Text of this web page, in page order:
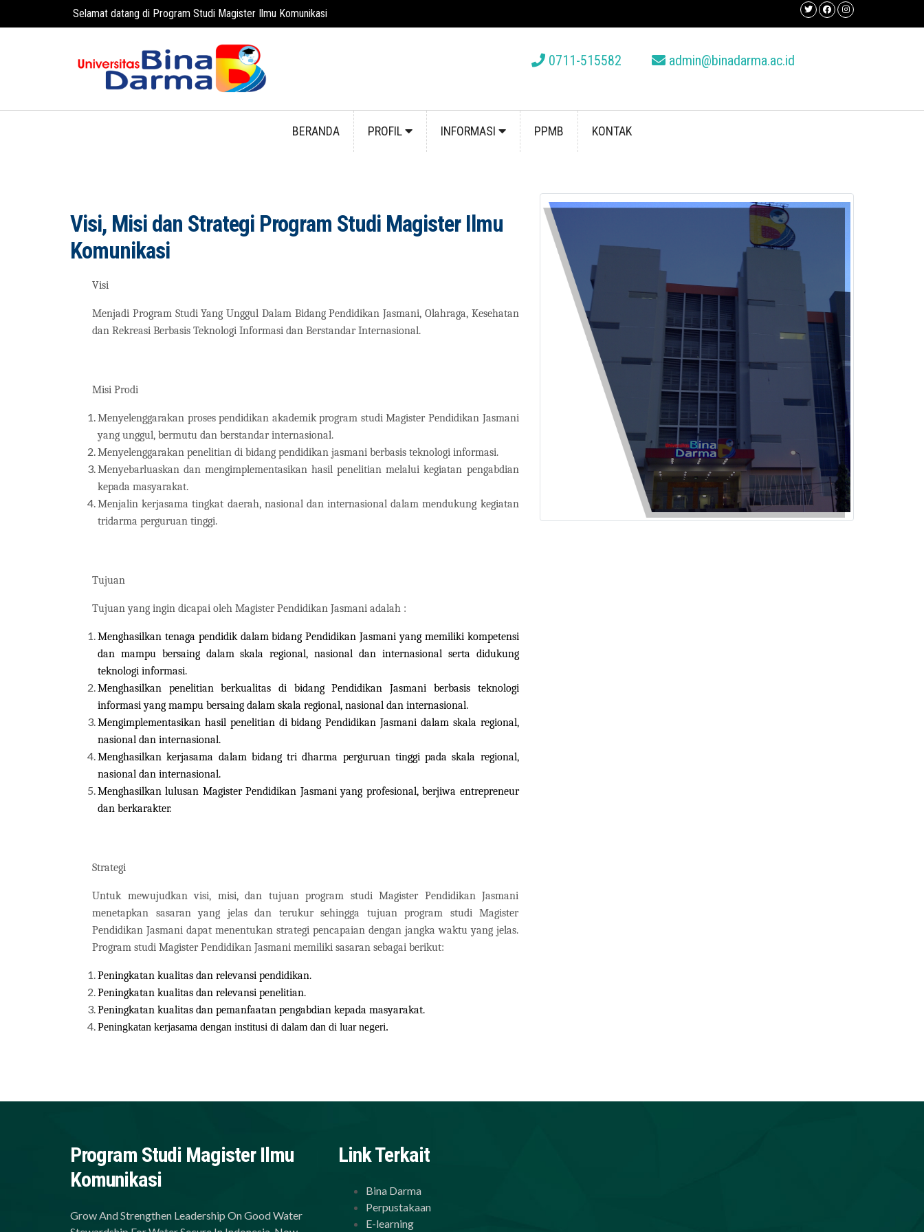
Selamat datang di Program Studi Magister Ilmu Komunikasi
0711-515582 admin@binadarma.ac.id
BERANDA PROFIL INFORMASI PPMB KONTAK
Visi, Misi dan Strategi Program Studi Magister Ilmu
Komunikasi
Visi
Menjadi Program Studi Yang Unggul Dalam Bidang Pendidikan Jasmani, Olahraga, Kesehatan
dan Rekreasi Berbasis Teknologi Informasi dan Berstandar Internasional.
Misi Prodi
Menyelenggarakan proses pendidikan akademik program studi Magister Pendidikan Jasmani
yang unggul, bermutu dan berstandar internasional.
Menyelenggarakan penelitian di bidang pendidikan jasmani berbasis teknologi informasi.
Menyebarluaskan dan mengimplementasikan hasil penelitian melalui kegiatan pengabdian
kepada masyarakat.
Menjalin kerjasama tingkat daerah, nasional dan internasional dalam mendukung kegiatan
tridarma perguruan tinggi.
Tujuan
Tujuan yang ingin dicapai oleh Magister Pendidikan Jasmani adalah :
Menghasilkan tenaga pendidik dalam bidang Pendidikan Jasmani yang memiliki kompetensi
dan mampu bersaing dalam skala regional, nasional dan internasional serta didukung
teknologi informasi.
Menghasilkan penelitian berkualitas di bidang Pendidikan Jasmani berbasis teknologi
informasi yang mampu bersaing dalam skala regional, nasional dan internasional.
Mengimplementasikan hasil penelitian di bidang Pendidikan Jasmani dalam skala regional,
nasional dan internasional.
Menghasilkan kerjasama dalam bidang tri dharma perguruan tinggi pada skala regional,
nasional dan internasional.
Menghasilkan lulusan Magister Pendidikan Jasmani yang profesional, berjiwa entrepreneur
dan berkarakter.
Strategi
Untuk mewujudkan visi, misi, dan tujuan program studi Magister Pendidikan Jasmani
menetapkan sasaran yang jelas dan terukur sehingga tujuan program studi Magister
Pendidikan Jasmani dapat menentukan strategi pencapaian dengan jangka waktu yang jelas.
Program studi Magister Pendidikan Jasmani memiliki sasaran sebagai berikut:
Peningkatan kualitas dan relevansi pendidikan.
Peningkatan kualitas dan relevansi penelitian.
Peningkatan kualitas dan pemanfaatan pengabdian kepada masyarakat.
Peningkatan kerjasama dengan institusi di dalam dan di luar negeri.
Program Studi Magister Ilmu
Komunikasi
Grow And Strengthen Leadership On Good Water
Link Terkait
Bina Darma
Perpustakaan
E-learning